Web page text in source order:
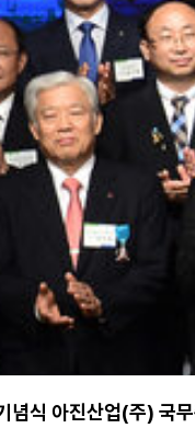
념식 아진산업(주) 국